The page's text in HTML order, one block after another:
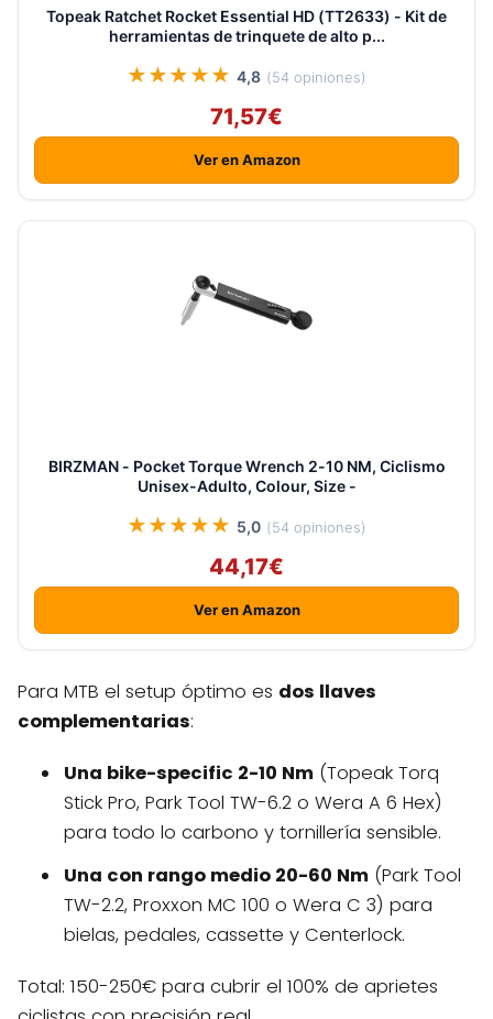
Topeak Ratchet Rocket Essential HD (TT2633) - Kit de
herramientas de trinquete de alto p...
★★★★★ 4,8 (54 opiniones)
71,57€
Ver en Amazon
BIRZMAN - Pocket Torque Wrench 2-10 NM, Ciclismo
Unisex-Adulto, Colour, Size -
★★★★★ 5,0 (54 opiniones)
44,17€
Ver en Amazon
Para MTB el setup óptimo es dos llaves
complementarias:
Una bike-specific 2-10 Nm (Topeak Torq
Stick Pro, Park Tool TW-6.2 o Wera A 6 Hex)
para todo lo carbono y tornillería sensible.
Una con rango medio 20-60 Nm (Park Tool
TW-2.2, Proxxon MC 100 o Wera C 3) para
bielas, pedales, cassette y Centerlock.
Total: 150-250€ para cubrir el 100% de aprietes